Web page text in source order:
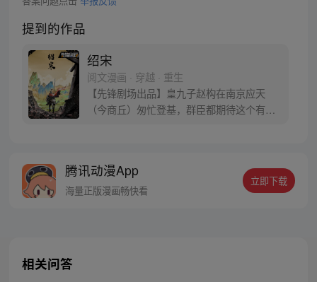
提到的作品
绍宋
阅文漫画 · 穿越 · 重生
【先锋剧场出品】皇九子赵构在南京应天
（今商丘）匆忙登基，群臣都期待这个有英
一头栽入了水井中，起来后就谁都不认识
了！朕要抗金！可朕的心腹在何处？！这是
腾讯动漫App
海量正版漫画畅快看
立即下载
相关问答